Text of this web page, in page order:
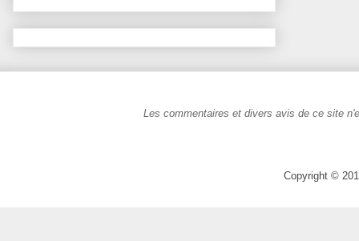
Les commentaires et divers avis de ce site
Copyright ©